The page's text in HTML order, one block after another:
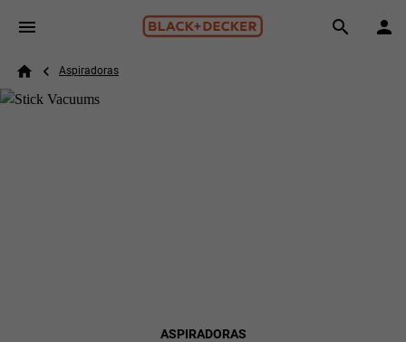
Skip to main content
Search
Breadcrumb
Aspiradoras
ASPIRADORAS